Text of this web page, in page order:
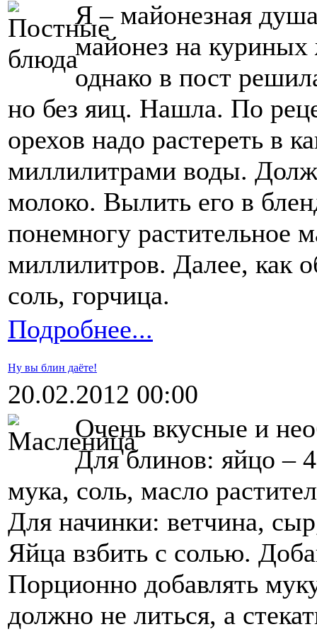
Я – майонезная
майонез на куриных
однако в пост
но без яиц. Нашла. По
орехов надо растереть в
миллилитрами воды.
молоко. Вылить его в
понемногу растительное
миллилитров. Далее, как
соль, горчица.
Подробнее...
Ну вы блин даёте!
20.02.2012 00:00
Очень вкусные и
Для блинов: яйцо –
мука, соль, масло
Для начинки: ветчина,
Яйца взбить с солью.
Порционно добавлять
должно не литься, а